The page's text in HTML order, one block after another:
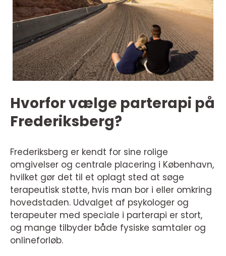
Hvorfor vælge parterapi på
Frederiksberg?
Frederiksberg er kendt for sine rolige
omgivelser og centrale placering i København,
hvilket gør det til et oplagt sted at søge
terapeutisk støtte, hvis man bor i eller omkring
hovedstaden. Udvalget af psykologer og
terapeuter med speciale i parterapi er stort,
og mange tilbyder både fysiske samtaler og
onlineforløb.